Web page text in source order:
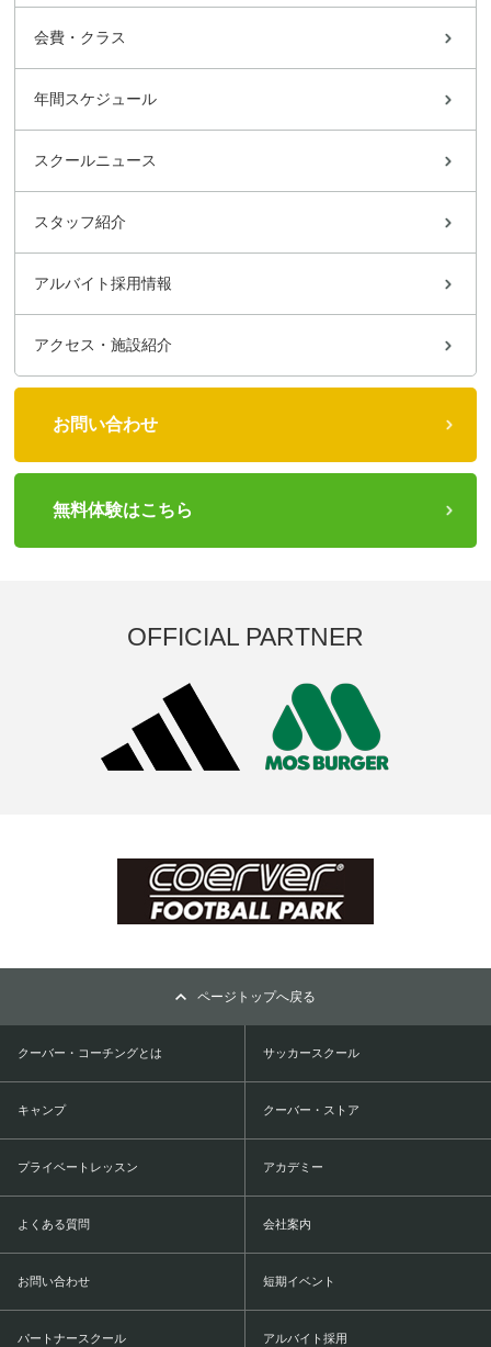
会費・クラス
年間スケジュール
スクールニュース
スタッフ紹介
アルバイト採用情報
アクセス・施設紹介
お問い合わせ
無料体験はこちら
OFFICIAL PARTNER
ページトップへ戻る
クーバー・コーチングとは サッカースクール
キャンプ クーバー・ストア
プライベートレッスン アカデミー
よくある質問 会社案内
お問い合わせ 短期イベント
パートナースクール アルバイト採用